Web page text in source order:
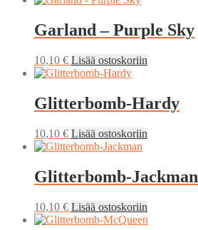
Garland – Purple Sky
10,10 € Lisää ostoskoriin
Glitterbomb-Hardy
10,10 € Lisää ostoskoriin
Glitterbomb-Jackman
10,10 € Lisää ostoskoriin